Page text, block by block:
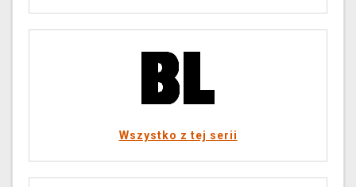
Wszystko z tej serii